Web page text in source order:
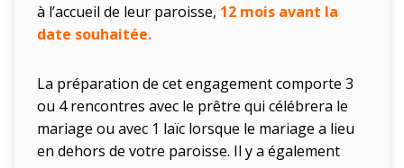
à l’accueil de leur paroisse, 12 mois avant la
date souhaitée.
La préparation de cet engagement comporte 3
ou 4 rencontres avec le prêtre qui célébrera le
mariage ou avec 1 laïc lorsque le mariage a lieu
en dehors de votre paroisse. Il y a également